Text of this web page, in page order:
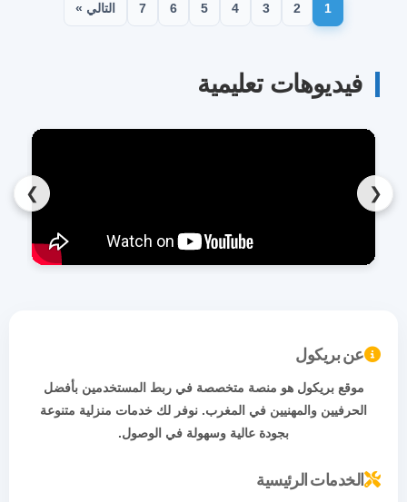
1
2
3
4
5
6
7 التالي »
فيديوهات تعليمية
❮
❯
عن بريكول
موقع بريكول هو منصة متخصصة في ربط المستخدمين بأفضل
الحرفيين والمهنيين في المغرب. نوفر لك خدمات منزلية متنوعة
بجودة عالية وسهولة في الوصول.
الخدمات الرئيسية